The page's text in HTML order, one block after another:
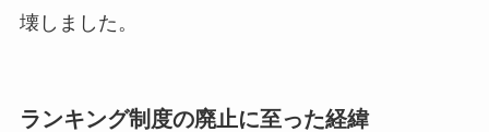
壊しました。
ランキング制度の廃止に至った経緯